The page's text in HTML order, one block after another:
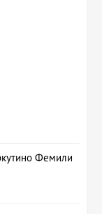
Фемили